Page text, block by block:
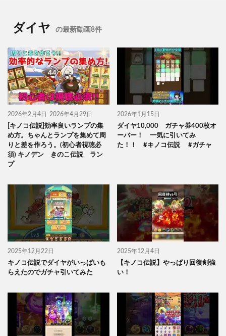
ダイヤ の最新動画8件
2026年2月4日 2026年4月29日
[キノコ伝説]効率良いランプの集
め方。ちゃんとランプを集めて周
りと差を作ろう。(初心者視聴必
須) キノデン きのこ伝説 ラン
プ
2026年1月15日
ダイヤ10,000 ガチャ券400枚オ
ーバー！ 一気に引いてみ
た！！ #キノコ伝説 #ガチャ
2025年12月22日
キノコ伝説でダイヤがいっぱいも
らえたのでガチャ引いてみた
2025年12月4日
【キノコ伝説】やっぱり回復剣強
い！